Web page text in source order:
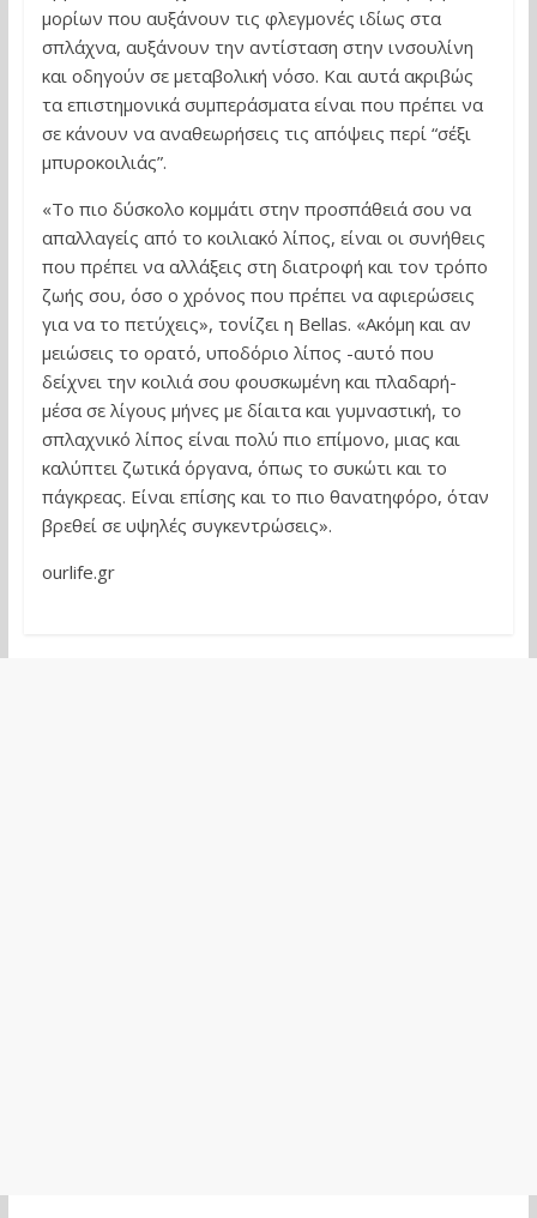
μορίων που αυξάνουν τις φλεγμονές ιδίως στα
σπλάχνα, αυξάνουν την αντίσταση στην ινσουλίνη
και οδηγούν σε μεταβολική νόσο. Και αυτά ακριβώς
τα επιστημονικά συμπεράσματα είναι που πρέπει να
σε κάνουν να αναθεωρήσεις τις απόψεις περί “σέξι
μπυροκοιλιάς”.
«Το πιο δύσκολο κομμάτι στην προσπάθειά σου να
απαλλαγείς από το κοιλιακό λίπος, είναι οι συνήθεις
που πρέπει να αλλάξεις στη διατροφή και τον τρόπο
ζωής σου, όσο ο χρόνος που πρέπει να αφιερώσεις
για να το πετύχεις», τονίζει η Bellas. «Ακόμη και αν
μειώσεις το ορατό, υποδόριο λίπος -αυτό που
δείχνει την κοιλιά σου φουσκωμένη και πλαδαρή-
μέσα σε λίγους μήνες με δίαιτα και γυμναστική, το
σπλαχνικό λίπος είναι πολύ πιο επίμονο, μιας και
καλύπτει ζωτικά όργανα, όπως το συκώτι και το
πάγκρεας. Είναι επίσης και το πιο θανατηφόρο, όταν
βρεθεί σε υψηλές συγκεντρώσεις».
ourlife.gr